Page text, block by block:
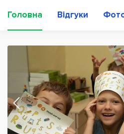
Головна Відгуки